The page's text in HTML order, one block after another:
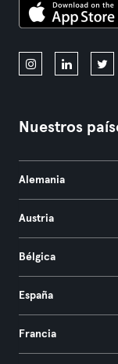
Nuestros
Alemania
Austria
Bélgica
España
Francia